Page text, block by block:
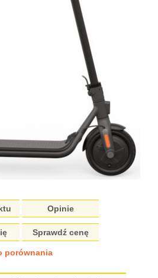
Opinie
Sprawdź cenę
porównania